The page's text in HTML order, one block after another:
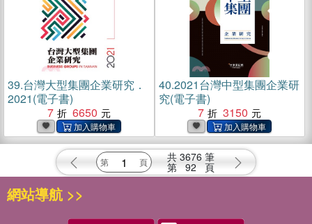
39.台灣大型集團企業研究．
2021(電子書)
7
6650
40.2021台灣中型集團企業研
究(電子書)
7
3150
共 3676 筆
第 92 頁
網站導航 >>